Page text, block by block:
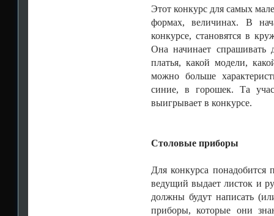
Этот конкурс для самых
формах, величинах. В
конкурсе, становятся в
Она начинает спрашивать
платья, какой модели,
можно больше
синие, в горошек. Та
выигрывает в конкурсе.
Столовые приборы
Для конкурса понадобится
ведущий выдает листок и
должны будут написать
приборы, которые они